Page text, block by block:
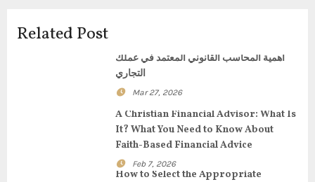
g
Related Post
أهمية المحاسب القانوني المعتمد في عملك
التجاري
Mar 27, 2026
A Christian Financial Advisor: What Is
It? What You Need to Know About
Faith-Based Financial Advice
Feb 7, 2026
How to Select the Appropriate